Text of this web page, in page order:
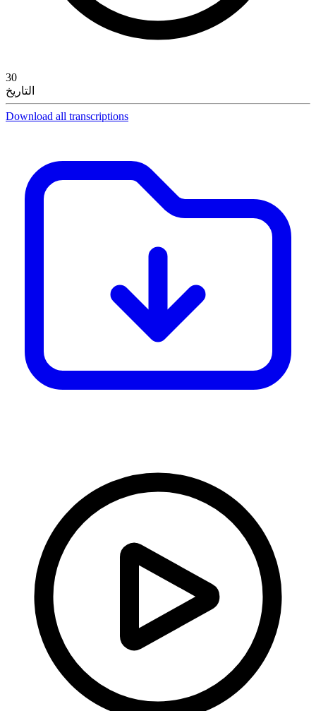
30
التاريخ
Download all transcriptions